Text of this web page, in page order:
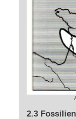
2.3 Fossilien